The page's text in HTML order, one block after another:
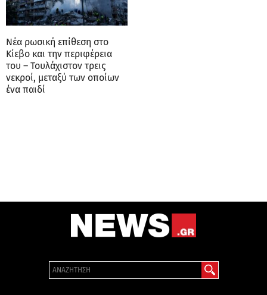
Nέα ρωσική επίθεση στο
Κίεβο και την περιφέρεια
του – Τουλάχιστον τρεις
νεκροί, μεταξύ των οποίων
ένα παιδί